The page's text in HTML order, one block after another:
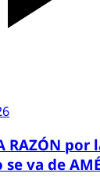
RAZÓN por
se va de